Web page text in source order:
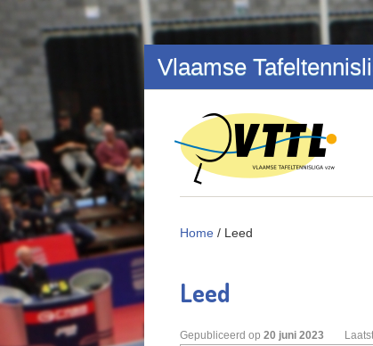
Overslaan en naar de inhoud gaan
Vlaamse
Home / Leed
Leed
Gepubliceerd op 20 juni 2023